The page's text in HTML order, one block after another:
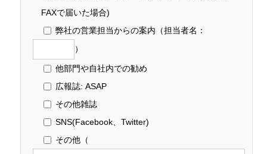
FAXで届いた場合)
弊社の営業担当からの案内 （担当者名：
）
他部門や自社内での勧め
広報誌: ASAP
その他雑誌
SNS(Facebook、Twitter)
その他 （